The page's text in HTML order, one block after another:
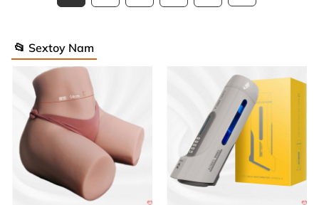
📂 Sextoy Nam